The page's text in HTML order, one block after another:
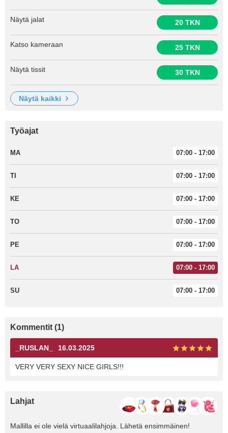
Näytä jalat 20 TKN
Katso kameraan 25 TKN
Näytä tissit 30 TKN
näytä kaikki
Työajat
MA 07:00 - 17:00
TI 07:00 - 17:00
KE 07:00 - 17:00
TO 07:00 - 17:00
PE 07:00 - 17:00
LA 07:00 - 17:00
SU 07:00 - 17:00
Kommentit (1)
_RUSLAN_ 16.03.2025
VERY VERY SEXY NICE GIRLS!!!
Lahjat
Mallilla ei ole vielä virtuaalilahjoja. Lähetä ensimmäinen!